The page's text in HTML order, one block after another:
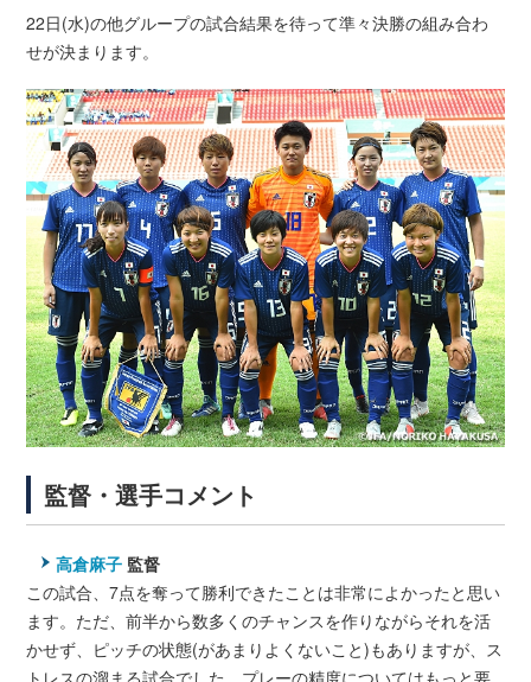
22日(水)の他グループの試合結果を待って準々決勝の組み合わ
せが決まります。
監督・選手コメント
高倉麻子 監督
この試合、7点を奪って勝利できたことは非常によかったと思い
ます。ただ、前半から数多くのチャンスを作りながらそれを活
かせず、ピッチの状態(があまりよくないこと)もありますが、ス